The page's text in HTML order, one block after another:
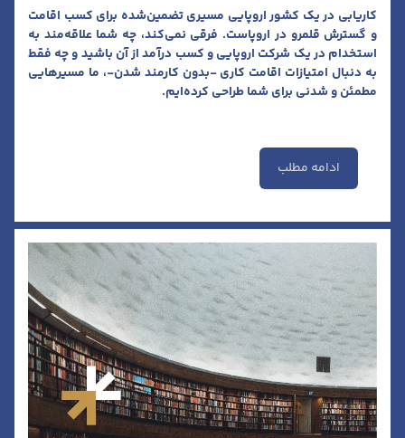
کاریابی در یک کشور اروپایی مسیری تضمین‌شده برای کسب اقامت
و گسترش قلمرو در اروپاست. فرقی نمی‌کند، چه شما علاقه‌مند به
استخدام در یک شرکت اروپایی و کسب درآمد از آن باشید و چه فقط
به دنبال امتیازات اقامت کاری -بدون کارمند شدن-، ما مسیرهایی
مطمئن و شدنی برای شما طراحی کرده‌ایم.
ادامه مطلب